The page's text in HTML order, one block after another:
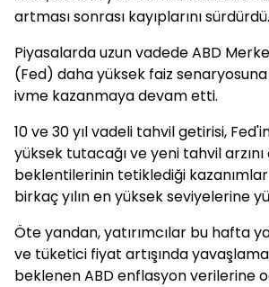
artması sonrası kayıplarını sürdürdü.
Piyasalarda uzun vadede ABD
(Fed) daha yüksek faiz
ivme kazanmaya devam etti.
10 ve 30 yıl vadeli tahvil getirisi,
yüksek tutacağı ve yeni tahvil arzını
beklentilerinin tetiklediği
birkaç yılın en yüksek seviyelerine
Öte yandan, yatırımcılar bu hafta
ve tüketici fiyat artışında
beklenen ABD enflasyon verilerine